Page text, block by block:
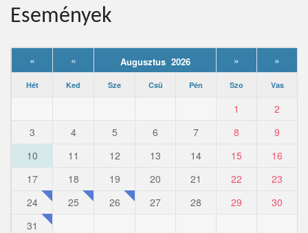
Események
« « Augusztus 2026 » »
Hét Ked Sze Csü Pén Szo Vas
1
2
3
4 5 6 7 8
9
10
11 12 13 14 15
16
17
18 19 20 21 22
23
24
25 26 27 28 29
30
31